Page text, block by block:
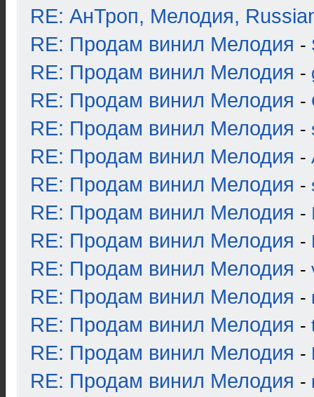
RE: АнТроп, Мелодия,
RE: Продам винил Мелодия -
RE: Продам винил Мелодия -
RE: Продам винил Мелодия -
RE: Продам винил Мелодия -
RE: Продам винил Мелодия -
RE: Продам винил Мелодия -
RE: Продам винил Мелодия -
RE: Продам винил Мелодия -
RE: Продам винил Мелодия -
RE: Продам винил Мелодия -
RE: Продам винил Мелодия -
RE: Продам винил Мелодия -
RE: Продам винил Мелодия -